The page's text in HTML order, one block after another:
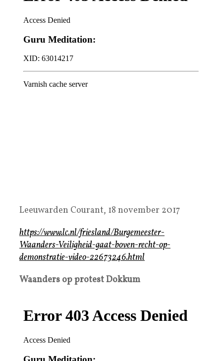
Leeuwarden Courant, 18 november 2017
https://www.lc.nl/friesland/Burgemeester-
Waanders-Veiligheid-gaat-boven-recht-op-
demonstratie-video-22673246.html
Waanders op protest Dokkum